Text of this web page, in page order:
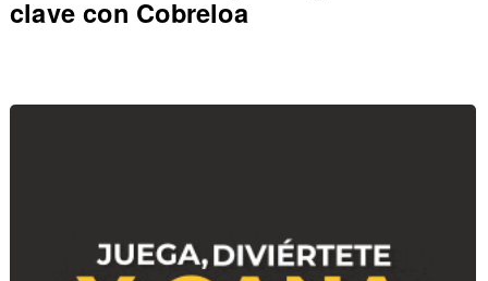
clave con Cobreloa